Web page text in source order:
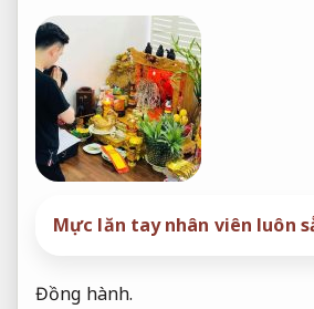
Mực lăn tay nhân viên luôn
Đồng hành.